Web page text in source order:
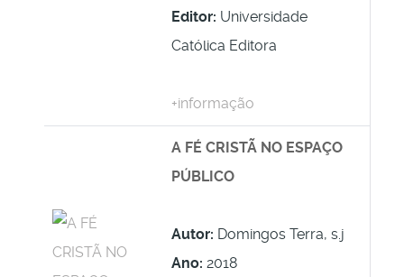
Editor: Universidade
Católica Editora
+informação
A FÉ CRISTÃ NO ESPAÇO
PÚBLICO
Autor: Domingos Terra, s.j
Ano: 2018